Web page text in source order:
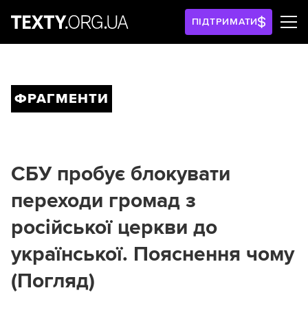
ПІДТРИМАТИ
ФРАГМЕНТИ
СБУ пробує блокувати
переходи громад з
російської церкви до
української. Пояснення чому
(Погляд)